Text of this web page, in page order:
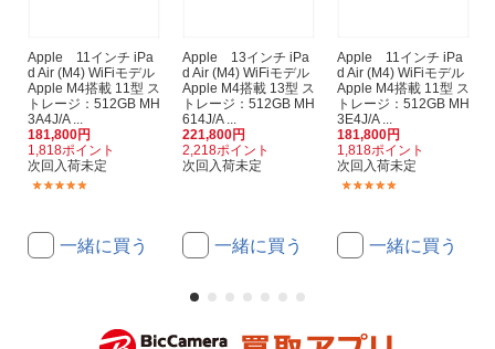
Apple 11インチ iPa
d Air (M4) WiFiモデル
Apple M4搭載 11型 ス
トレージ：512GB MH
3A4J/A ...
181,800円
1,818ポイント
次回入荷未定
一緒に買う
Apple 13インチ iPa
d Air (M4) WiFiモデル
Apple M4搭載 13型 ス
トレージ：512GB MH
614J/A ...
221,800円
2,218ポイント
次回入荷未定
一緒に買う
Apple 11インチ iPa
d Air (M4) WiFiモデル
Apple M4搭載 11型 ス
トレージ：512GB MH
3E4J/A ...
181,800円
1,818ポイント
次回入荷未定
一緒に買う